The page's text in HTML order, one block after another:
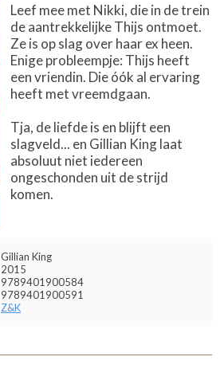
Leef mee met Nikki, die in de trein
de aantrekkelijke Thijs ontmoet.
Ze is op slag over haar ex heen.
Enige probleempje: Thijs heeft
een vriendin. Die óók al ervaring
heeft met vreemdgaan.
Tja, de liefde is en blijft een
slagveld... en Gillian King laat
absoluut niet iedereen
ongeschonden uit de strijd
komen.
Gillian King
2015
9789401900584
9789401900591
Z&K